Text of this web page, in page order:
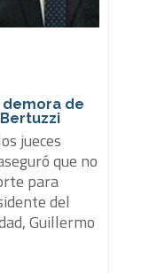
de
jueces
que no
para
del
Guillermo